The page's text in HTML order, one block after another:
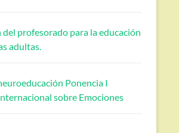
del profesorado para la educación
adultas.
Ponencia I
sobre Emociones